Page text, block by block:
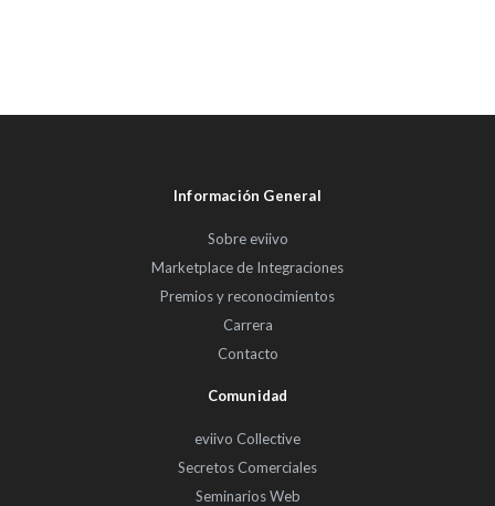
Información General
Sobre eviivo
Marketplace de Integraciones
Premios y reconocimientos
Carrera
Contacto
Comunidad
eviivo Collective
Secretos Comerciales
Seminarios Web